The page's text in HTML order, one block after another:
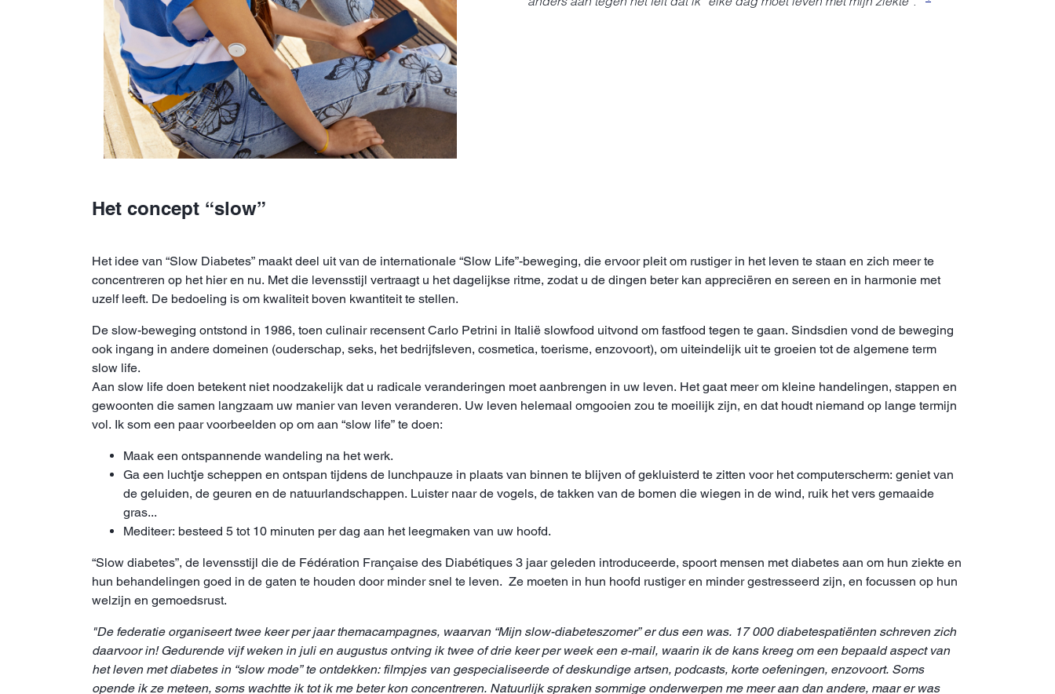
Het concept “slow”
Het idee van “Slow Diabetes” maakt deel uit van de internationale “Slow Life”-beweging, die ervoor pleit om rustiger in het leven te staan en zich meer te
concentreren op het hier en nu. Met die levensstijl vertraagt u het dagelijkse ritme, zodat u de dingen beter kan appreciëren en sereen en in harmonie met
uzelf leeft. De bedoeling is om kwaliteit boven kwantiteit te stellen.
De slow-beweging ontstond in 1986, toen culinair recensent Carlo Petrini in Italië slowfood uitvond om fastfood tegen te gaan. Sindsdien vond de beweging
ook ingang in andere domeinen (ouderschap, seks, het bedrijfsleven, cosmetica, toerisme, enzovoort), om uiteindelijk uit te groeien tot de algemene term
slow life.
Aan slow life doen betekent niet noodzakelijk dat u radicale veranderingen moet aanbrengen in uw leven. Het gaat meer om kleine handelingen, stappen en
gewoonten die samen langzaam uw manier van leven veranderen. Uw leven helemaal omgooien zou te moeilijk zijn, en dat houdt niemand op lange termijn
vol. Ik som een paar voorbeelden op om aan “slow life” te doen:
Maak een ontspannende wandeling na het werk.
Ga een luchtje scheppen en ontspan tijdens de lunchpauze in plaats van binnen te blijven of gekluisterd te zitten voor het computerscherm: geniet van
de geluiden, de geuren en de natuurlandschappen. Luister naar de vogels, de takken van de bomen die wiegen in de wind, ruik het vers gemaaide
gras...
Mediteer: besteed 5 tot 10 minuten per dag aan het leegmaken van uw hoofd.
“Slow diabetes”, de levensstijl die de Fédération Française des Diabétiques 3 jaar geleden introduceerde, spoort mensen met diabetes aan om hun ziekte en
hun behandelingen goed in de gaten te houden door minder snel te leven. Ze moeten in hun hoofd rustiger en minder gestresseerd zijn, en focussen op hun
welzijn en gemoedsrust.
"De federatie organiseert twee keer per jaar themacampagnes, waarvan “Mijn slow-diabeteszomer” er dus een was. 17 000 diabetespatiënten schreven zich
daarvoor in! Gedurende vijf weken in juli en augustus ontving ik twee of drie keer per week een e-mail, waarin ik de kans kreeg om een bepaald aspect van
het leven met diabetes in “slow mode” te ontdekken: filmpjes van gespecialiseerde of deskundige artsen, podcasts, korte oefeningen, enzovoort. Soms
opende ik ze meteen, soms wachtte ik tot ik me beter kon concentreren. Natuurlijk spraken sommige onderwerpen me meer aan dan andere, maar er was